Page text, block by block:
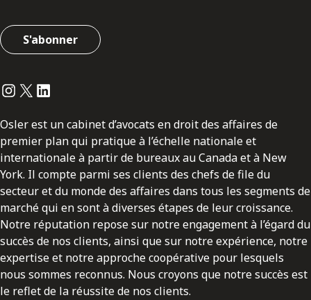
S'abonner
Instagram
Twitter
LinkedIn
Osler est un cabinet d’avocats en droit des affaires de
premier plan qui pratique à l’échelle nationale et
internationale à partir de bureaux au Canada et à New
York. Il compte parmi ses clients des chefs de file du
secteur et du monde des affaires dans tous les segments de
marché qui en sont à diverses étapes de leur croissance.
Notre réputation repose sur notre engagement à l’égard du
succès de nos clients, ainsi que sur notre expérience, notre
expertise et notre approche coopérative pour lesquels
nous sommes reconnus. Nous croyons que notre succès est
le reflet de la réussite de nos clients.